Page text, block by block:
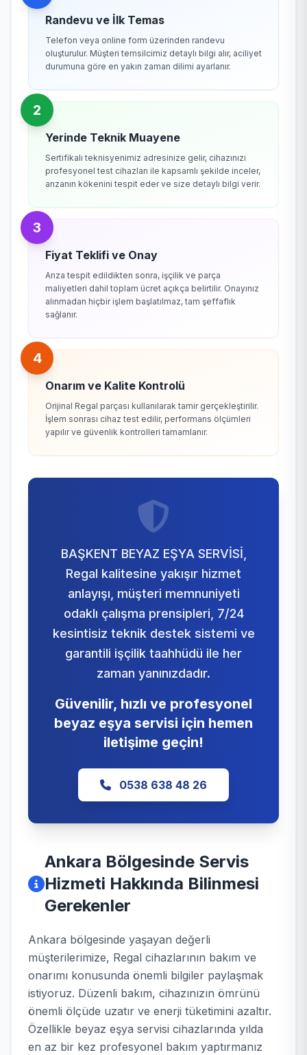
Randevu ve İlk Temas
Telefon veya online form üzerinden randevu
oluşturulur. Müşteri temsilcimiz detaylı bilgi alır, aciliyet
durumuna göre en yakın zaman dilimi ayarlanır.
2
Yerinde Teknik Muayene
Sertifikalı teknisyenimiz adresinize gelir, cihazınızı
profesyonel test cihazları ile kapsamlı şekilde inceler,
arızanın kökenini tespit eder ve size detaylı bilgi verir.
3
Fiyat Teklifi ve Onay
Arıza tespit edildikten sonra, işçilik ve parça
maliyetleri dahil toplam ücret açıkça belirtilir. Onayınız
alınmadan hiçbir işlem başlatılmaz, tam şeffaflık
sağlanır.
4
Onarım ve Kalite Kontrolü
Orijinal Regal parçası kullanılarak tamir gerçekleştirilir.
İşlem sonrası cihaz test edilir, performans ölçümleri
yapılır ve güvenlik kontrolleri tamamlanır.
BAŞKENT BEYAZ EŞYA SERVİSİ,
Regal kalitesine yakışır hizmet
anlayışı, müşteri memnuniyeti
odaklı çalışma prensipleri, 7/24
kesintisiz teknik destek sistemi ve
garantili işçilik taahhüdü ile her
zaman yanınızdadır.
Güvenilir, hızlı ve profesyonel
beyaz eşya servisi için hemen
iletişime geçin!
0538 638 48 26
Ankara Bölgesinde Servis
Hizmeti Hakkında Bilinmesi
Gerekenler
Ankara bölgesinde yaşayan değerli
müşterilerimize, Regal cihazlarının bakım ve
onarımı konusunda önemli bilgiler paylaşmak
istiyoruz. Düzenli bakım, cihazınızın ömrünü
önemli ölçüde uzatır ve enerji tüketimini azaltır.
Özellikle beyaz eşya servisi cihazlarında yılda
en az bir kez profesyonel bakım yaptırmanız